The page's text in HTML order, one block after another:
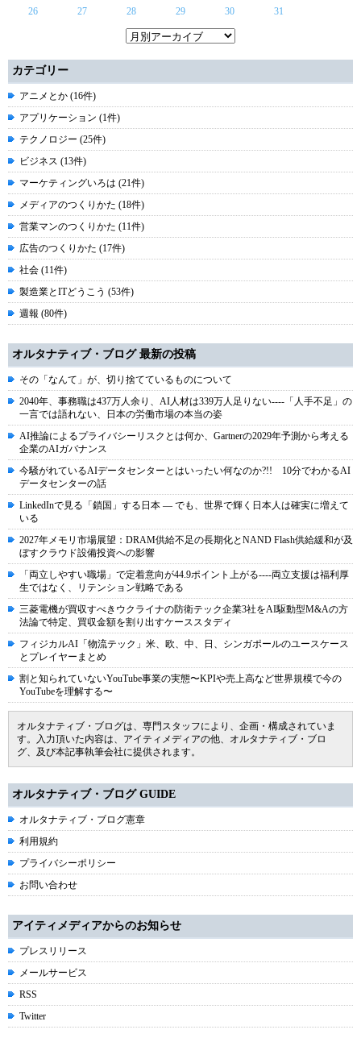
26
27 28 29 30 31
カテゴリー
アニメとか (16件)
アプリケーション (1件)
テクノロジー (25件)
ビジネス (13件)
マーケティングいろは (21件)
メディアのつくりかた (18件)
営業マンのつくりかた (11件)
広告のつくりかた (17件)
社会 (11件)
製造業とITどうこう (53件)
週報 (80件)
オルタナティブ・ブログ 最新の投稿
その「なんて」が、切り捨てているものについて
2040年、事務職は437万人余り、AI人材は339万人足りない----「人手不足」の
一言では語れない、日本の労働市場の本当の姿
AI推論によるプライバシーリスクとは何か、Gartnerの2029年予測から考える
企業のAIガバナンス
今騒がれているAIデータセンターとはいったい何なのか?!! 10分でわかるAI
データセンターの話
LinkedInで見る「鎖国」する日本 ― でも、世界で輝く日本人は確実に増えて
いる
2027年メモリ市場展望：DRAM供給不足の長期化とNAND Flash供給緩和が及
ぼすクラウド設備投資への影響
「両立しやすい職場」で定着意向が44.9ポイント上がる----両立支援は福利厚
生ではなく、リテンション戦略である
三菱電機が買収すべきウクライナの防衛テック企業3社をAI駆動型M&Aの方
法論で特定、買収金額を割り出すケーススタディ
フィジカルAI「物流テック」米、欧、中、日、シンガポールのユースケース
とプレイヤーまとめ
割と知られていないYouTube事業の実態〜KPIや売上高など世界規模で今の
YouTubeを理解する〜
オルタナティブ・ブログは、専門スタッフにより、企画・構成されていま
す。入力頂いた内容は、アイティメディアの他、オルタナティブ・ブロ
グ、及び本記事執筆会社に提供されます。
オルタナティブ・ブログ GUIDE
オルタナティブ・ブログ憲章
利用規約
プライバシーポリシー
お問い合わせ
アイティメディアからのお知らせ
プレスリリース
メールサービス
RSS
Twitter